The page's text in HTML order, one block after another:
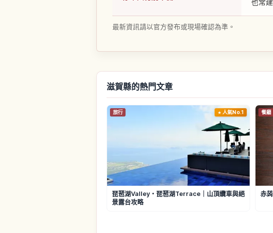
也常
最新資訊請以官方發布或現場確認為準。
滋賀縣的熱門文章
旅行 人氣No.1
琵琶湖Valley・琵琶湖Terrace｜山頂纜車與絕
景露台攻略
餐廳
赤